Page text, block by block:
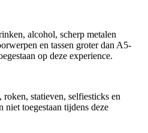
alcohol, scherp metalen
en tassen groter dan A5-
op deze experience.
statieven, selfiesticks en
niet toegestaan tijdens deze